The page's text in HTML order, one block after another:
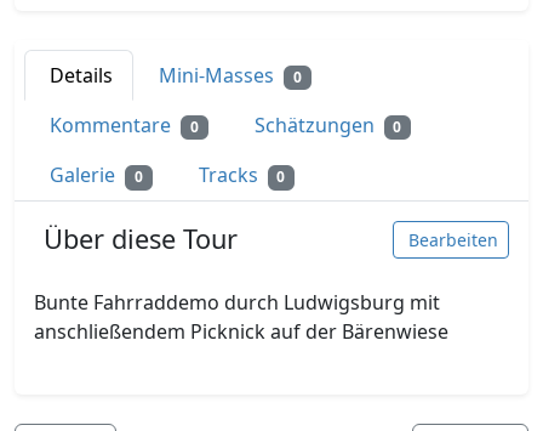
Details Mini-Masses 0
Kommentare 0 Schätzungen 0
Galerie 0 Tracks 0
Über diese Tour Bearbeiten
Bunte Fahrraddemo durch Ludwigsburg mit
anschließendem Picknick auf der Bärenwiese